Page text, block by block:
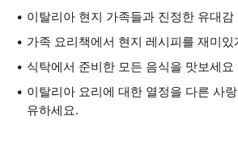
이탈리아 현지 가족들과 진정한 유대감
가족 요리책에서 현지 레시피를 재미있
식탁에서 준비한 모든 음식을 맛보세요
이탈리아 요리에 대한 열정을 다른 사
유하세요.